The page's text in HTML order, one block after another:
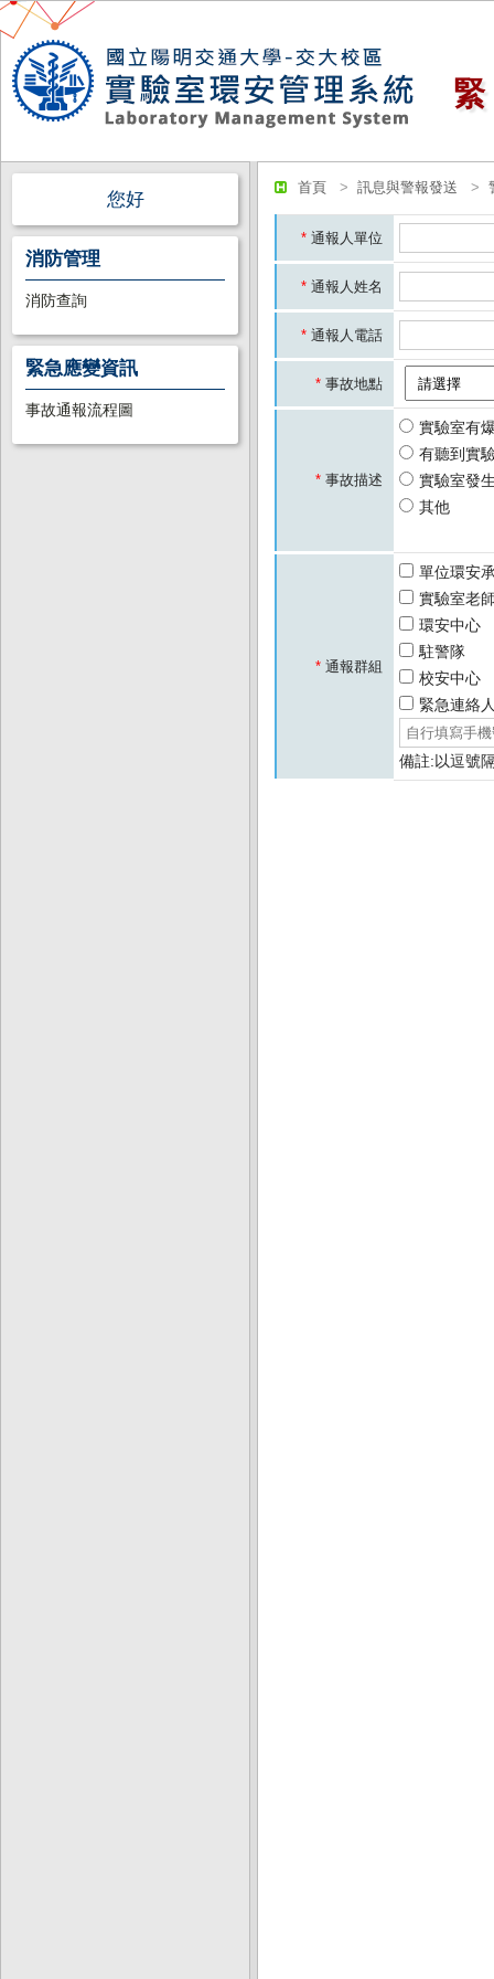
您好
消防管理
消防查詢
緊急應變資訊
事故通報流程圖
首頁 訊息與警報發送
* 通報人單位
* 通報人姓名
* 通報人電話
* 事故地點
* 事故描述
實驗室有
有聽到實
實驗室發
其他
* 通報群組
單位環安
實驗室老
環安中心
駐警隊
校安中心
緊急連絡
備註:以逗號